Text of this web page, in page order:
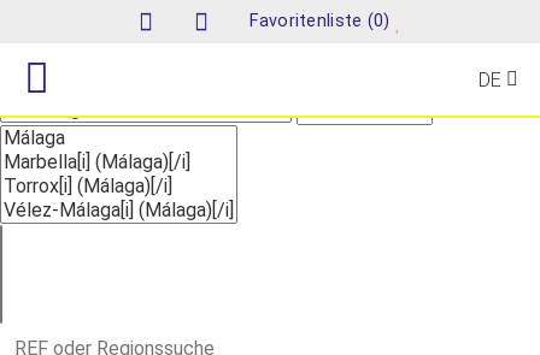
Favoritenliste (0)
DE